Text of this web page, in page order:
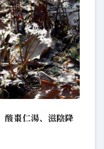
酸棗仁湯、滋陰降